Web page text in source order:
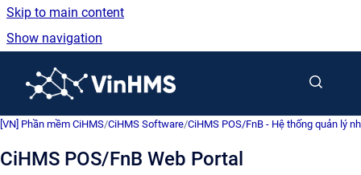
Skip to main content
Show navigation
[VN] Phần mềm CiHMS/CiHMS Software/CiHMS POS/FnB - Hệ thống quản lý
CiHMS POS/FnB Web Portal